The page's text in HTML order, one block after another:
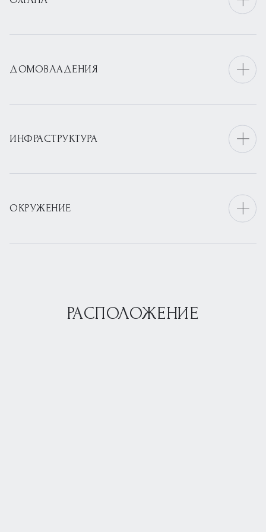
ДОМОВЛАДЕНИЯ
ИНФРАСТРУКТУРА
ОКРУЖЕНИЕ
РАСПОЛОЖЕНИЕ